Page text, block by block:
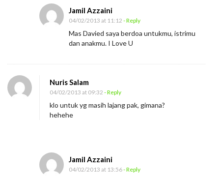
Jamil Azzaini
04/02/2013 at 11:12 - Reply
Mas Davied saya berdoa untukmu, istrimu
dan anakmu. I Love U
Nuris Salam
04/02/2013 at 09:32 - Reply
klo untuk yg masih lajang pak, gimana?
hehehe
Jamil Azzaini
04/02/2013 at 13:56- Reply